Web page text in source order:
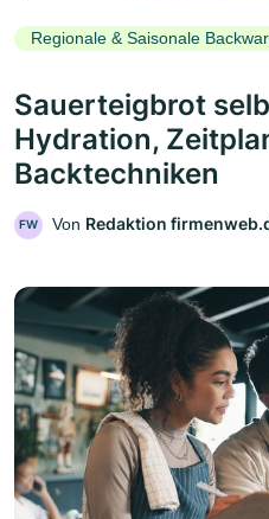
Regionale & Saisonale
Sauerteigbrot
Hydration,
Backtechniken
FW Von Redaktion